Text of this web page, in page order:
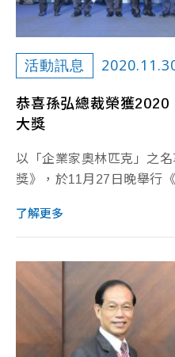
活動訊息
恭喜孫弘總裁榮獲2020
大獎
以「企業家奧林匹克」之
獎》，於11月27日晚舉行
了解更多